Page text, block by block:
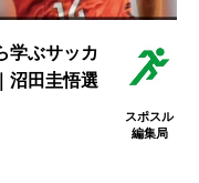
学ぶサッカ
沼田圭悟選
スポスル
編集局